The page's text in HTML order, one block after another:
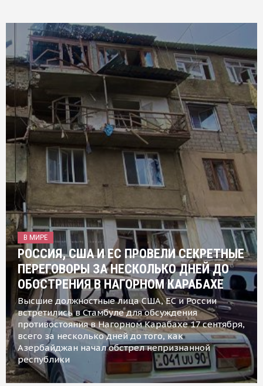
В МИРЕ
РОССИЯ, США И ЕС ПРОВЕЛИ СЕКРЕТНЫЕ
ПЕРЕГОВОРЫ ЗА НЕСКОЛЬКО ДНЕЙ ДО
ОБОСТРЕНИЯ В НАГОРНОМ КАРАБАХЕ
Высшие должностные лица США, ЕС и России
встретились в Стамбуле для обсуждения
противостояния в Нагорном Карабахе 17 сентября,
всего за несколько дней до того, как
Азербайджан начал обстрел непризнанной
республики